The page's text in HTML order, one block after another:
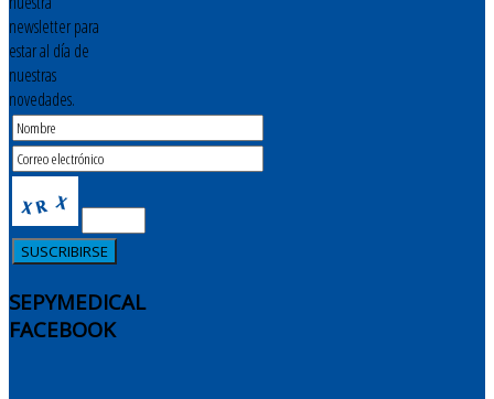
newsletter para
estar al día de
nuestras
novedades.
SEPYMEDICAL
FACEBOOK